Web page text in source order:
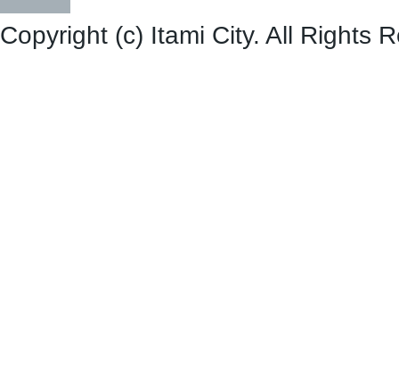
Copyright (c) Itami City. All Rights